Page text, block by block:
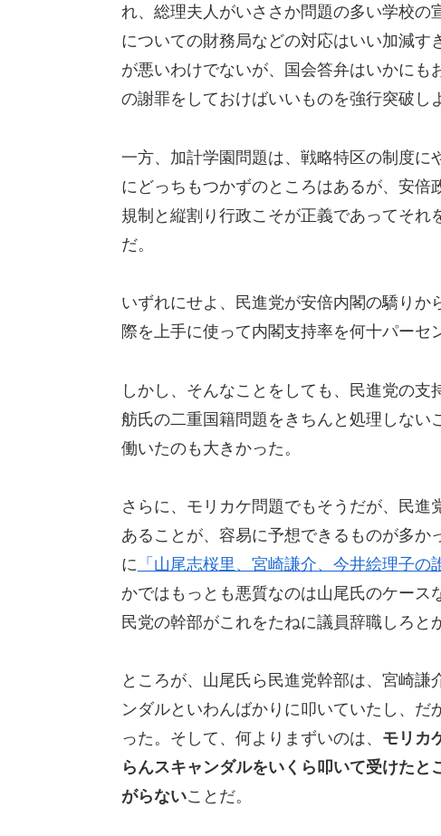
れ、総理夫人がいささか問題の多い学校
についての財務局などの対応はいい加減
が悪いわけでないが、国会答弁はいかに
の謝罪をしておけばいいものを強行突破し
一方、加計学園問題は、戦略特区の制度
にどっちもつかずのところはあるが、安
規制と縦割り行政こそが正義であってそれ
だ。
いずれにせよ、民進党が安倍内閣の驕り
際を上手に使って内閣支持率を何十パーセ
しかし、そんなことをしても、民進党の
舫氏の二重国籍問題をきちんと処理しな
働いたのも大きかった。
さらに、モリカケ問題でもそうだが、民
あることが、容易に予想できるものが多
に 「山尾志桜里、宮崎謙介、今井絵理子の
かではもっとも悪質なのは山尾氏のケース
民党の幹部がこれをたねに議員辞職しろと
ところが、山尾氏ら民進党幹部は、宮崎
ンダルといわんばかりに叩いていたし、だ
った。そして、何よりまずいのは、 モリカ
らんスキャンダルをいくら叩いて受けた
がらないことだ。